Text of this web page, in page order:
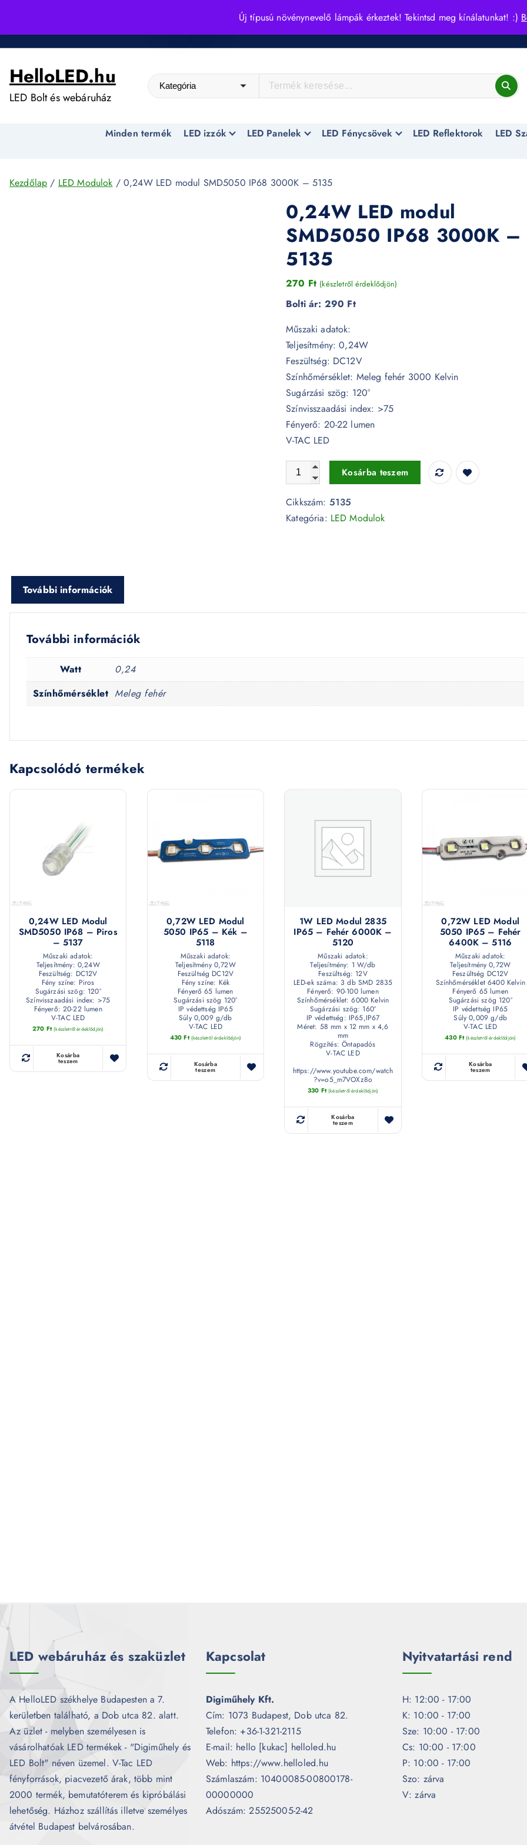
Új típusú növénynevelő lámpák érkeztek! Tekintsd meg kínálatunkat! :)
i
HelloLED.hu
LED Bolt és webáruház
Minden termék LED izzók LED Panelek LED Fénycsövek LED Reflektorok LED
Kezdőlap / LED Modulok / 0,24W LED modul SMD5050 IP68 3000K – 5135
0,24W LED modul
SMD5050 IP68 3000K –
5135
270 Ft (készletről érdeklődjön)
Bolti ár: 290 Ft
Műszaki adatok:
Teljesítmény: 0,24W
Feszültség: DC12V
Színhőmérséklet: Meleg fehér 3000 Kelvin
Sugárzási szög: 120°
Színvisszaadási index: >75
Fényerő: 20-22 lumen
V-TAC LED
0,24W LED modul SMD5050 IP68 3000K - 5135 mennyiség
Kosárba teszem
Cikkszám: 5135
Kategória: LED Modulok
További információk
További információk
Watt
0,24
Színhőmérséklet Meleg fehér
Kapcsolódó termékek
0,24W LED Modul
SMD5050 IP68 – Piros
– 5137
Műszaki adatok:
Teljesítmény: 0,24W
Feszültség: DC12V
Fény színe: Piros
Sugárzási szög: 120°
Színvisszaadási index: >75
Fényerő: 20-22 lumen
V-TAC LED
270 Ft (készletről érdeklődjön)
Kosárba
teszem
0,72W LED Modul
5050 IP65 – Kék –
5118
Műszaki adatok:
Teljesítmény 0,72W
Feszültség DC12V
Fény színe: Kék
Fényerő 65 lumen
Sugárzási szög 120°
IP védettség IP65
Súly 0,009 g/db
V-TAC LED
430Ft (készletről érdeklődjön)
Kosárba
teszem
1W LED Modul 2835
IP65 – Fehér 6000K –
5120
Műszaki adatok:
Teljesítmény: 1 W/db
Feszültség: 12V
LED-ek száma: 3 db SMD 2835
Fényerő: 90-100 lumen
Színhőmérséklet: 6000 Kelvin
Sugárzási szög: 160°
IP védettség: IP65,IP67
Méret: 58 mm x 12 mm x 4,6
mm
Rögzítés: Öntapadós
V-TAC LED
https://www.youtube.com/watch
?v=o5_m7VOXz8o
330 Ft (készletről érdeklődjön)
Kosárba
teszem
0,72W LED Modul
5050 IP65 – Fehér
6400K – 5116
Műszaki adatok:
Teljesítmény 0,72W
Feszültség DC12V
Színhőmérséklet 6400 Kelvin
Fényerő 65 lumen
Sugárzási szög 120°
IP védettség IP65
Súly 0,009 g/db
V-TAC LED
430 Ft (készletről érdeklődjön)
Kosárba
teszem
LED webáruház és szaküzlet
A HelloLED székhelye Budapesten a 7.
kerületben található, a Dob utca 82. alatt.
Az üzlet - melyben személyesen is
vásárolhatóak LED termékek - "Digiműhely és
LED Bolt" néven üzemel. V-Tac LED
fényforrások, piacvezető árak, több mint
2000 termék, bemutatóterem és kipróbálási
lehetőség. Házhoz szállítás illetve személyes
átvétel Budapest belvárosában.
Kapcsolat
Digiműhely Kft.
Cím: 1073 Budapest, Dob utca 82.
Telefon: +36-1-321-2115
E-mail: hello [kukac] helloled.hu
Web: https://www.helloled.hu
Számlaszám: 10400085-00800178-
00000000
Adószám: 25525005-2-42
Nyitvatartási rend
H: 12:00 - 17:00
K: 10:00 - 17:00
Sze: 10:00 - 17:00
Cs: 10:00 - 17:00
P: 10:00 - 17:00
Szo: zárva
V: zárva